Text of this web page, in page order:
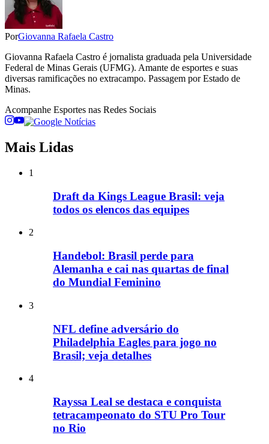
PorGiovanna Rafaela Castro
Giovanna Rafaela Castro é jornalista graduada pela Universidade
Federal de Minas Gerais (UFMG). Amante de esportes e suas
diversas ramificações no extracampo. Passagem por Estado de
Minas.
Acompanhe Esportes nas Redes Sociais
Mais Lidas
1
Draft da Kings League Brasil: veja
todos os elencos das equipes
2
Handebol: Brasil perde para
Alemanha e cai nas quartas de final
do Mundial Feminino
3
NFL define adversário do
Philadelphia Eagles para jogo no
Brasil; veja detalhes
4
Rayssa Leal se destaca e conquista
tetracampeonato do STU Pro Tour
no Rio